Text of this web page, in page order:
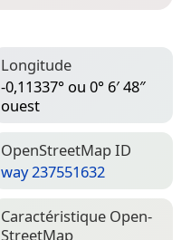
Longitude
-0,11337° ou 0° 6′ 48″
ouest
Open­Street­Map ID
way 237551632
Caractéristique Open­
Street­Map